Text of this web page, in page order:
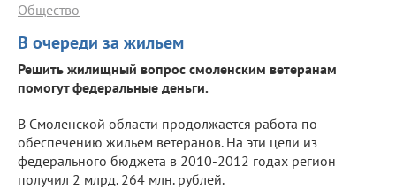
В очереди за жильем
Общество
Решить жилищный вопрос смоленским ветеранам
помогут федеральные деньги.
В Смоленской области продолжается работа по
обеспечению жильем ветеранов. На эти цели из
федерального бюджета в 2010-2012 годах регион
получил 2 млрд. 264 млн. рублей.